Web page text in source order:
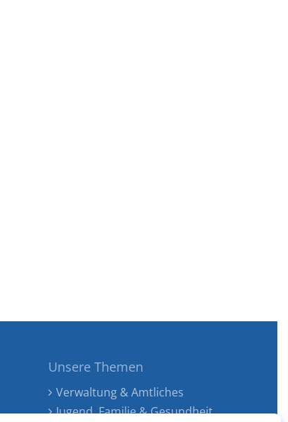
Unsere Themen
Verwaltung & Amtliches
Jugend, Familie & Gesundheit